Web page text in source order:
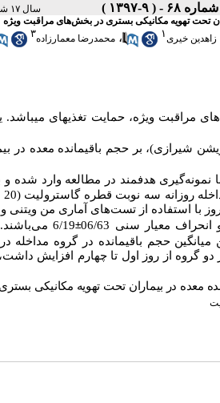
سال ۱۷ شماره ۶۸ صفحات ۷۳-۶۶
تحت تهویه مکانیکی بستری در بخش‌های مراقبت ویژه
زاهدین خیری۱ ، محمدرضا معمارزاده۳
های مراقبت ویژه، حمایت تغذیهای میباشد.
شیرازی)، بر حجم باقیمانده معده در
گیری هدفمند در مطالعه وارد شده
های آماری من ویتنی
±
6/19
حجم باقیمانده در گروه مداخله
دو گروه از روز اول تا چهارم افزایش
معده در بیماران تحت تهویه مکانیکی